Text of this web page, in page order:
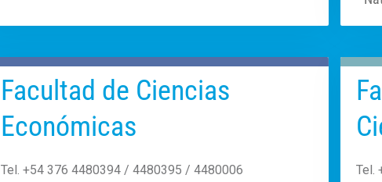
Facultad de Ciencias
Económicas
Tel. +54 376 4480394 / 4480395 / 4480006
Tel.